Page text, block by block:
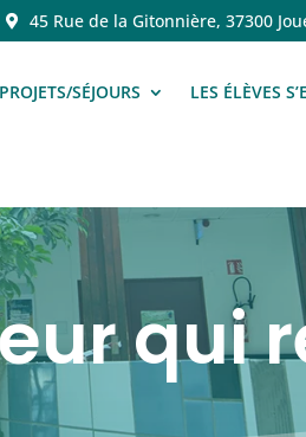
45 Rue de la Gitonnière, 37300
PROJETS/SÉJOURS LES ÉLÈVES
qui